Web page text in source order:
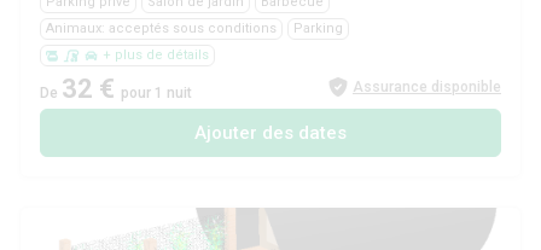
Animaux: acceptés sous conditions
Parking
+ plus de détails
De 32 € pour 1 nuit Assurance disponible
Ajouter des dates